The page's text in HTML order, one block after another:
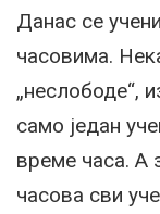
Данас се
часовима.
„неслободе“,
само један
време часа. А
часова сви